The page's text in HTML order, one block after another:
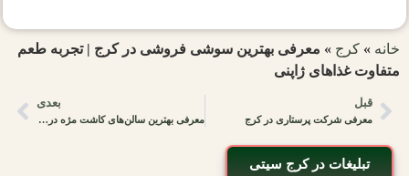
خانه » کرج » معرفی بهترین سوشی فروشی در کرج | تجربه طعم
متفاوت غذاهای ژاپنی
قبل
معرفی شرکت پرستاری در کرج
بعدی
معرفی بهترین سالن‌های کاشت مژه در گوهردشت | انتخابی حرفه‌ای برای زیبایی چشم‌ها در کرج
تبلیغات در کرج سیتی